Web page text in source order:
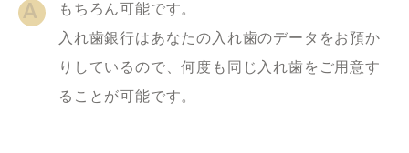
もちろん可能です。
入れ歯銀行はあなたの入れ歯のデータをお預か
りしているので、何度も同じ入れ歯をご用意す
ることが可能です。